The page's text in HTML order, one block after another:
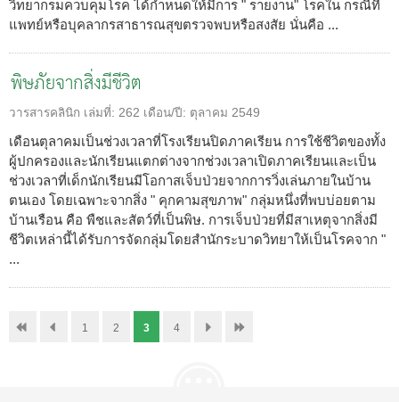
วิทยากรมควบคุมโรค ได้กำหนดให้มีการ " รายงาน" โรคใน กรณีที่
แพทย์หรือบุคลากรสาธารณสุขตรวจพบหรือสงสัย นั่นคือ ...
พิษภัยจากสิ่งมีชีวิต
วารสารคลินิก เล่มที่: 262 เดือน/ปี: ตุลาคม 2549
เดือนตุลาคมเป็นช่วงเวลาที่โรงเรียนปิดภาคเรียน การใช้ชีวิตของทั้ง
ผู้ปกครองและนักเรียนแตกต่างจากช่วงเวลาเปิดภาคเรียนและเป็น
ช่วงเวลาที่เด็กนักเรียนมีโอกาสเจ็บป่วยจากการวิ่งเล่นภายในบ้าน
ตนเอง โดยเฉพาะจากสิ่ง " คุกคามสุขภาพ" กลุ่มหนึ่งที่พบบ่อยตาม
บ้านเรือน คือ พืชและสัตว์ที่เป็นพิษ. การเจ็บป่วยที่มีสาเหตุจากสิ่งมี
ชีวิตเหล่านี้ได้รับการจัดกลุ่มโดยสำนักระบาดวิทยาให้เป็นโรคจาก "
...
1 2 3 4